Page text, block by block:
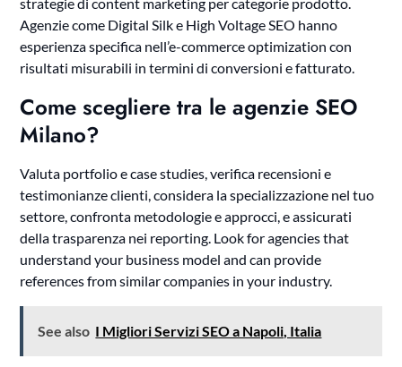
Agenzie come Digital Silk e High Voltage SEO hanno
esperienza specifica nell’e-commerce optimization con
risultati misurabili in termini di conversioni e fatturato.
Come scegliere tra le agenzie SEO
Milano?
Valuta portfolio e case studies, verifica recensioni e
testimonianze clienti, considera la specializzazione nel tuo
settore, confronta metodologie e approcci, e assicurati
della trasparenza nei reporting. Look for agencies that
understand your business model and can provide
references from similar companies in your industry.
See also I Migliori Servizi SEO a Napoli, Italia